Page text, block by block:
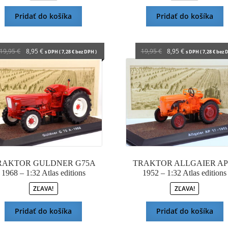
Pridať do košíka Pridať do košíka
GULDNER G75A
1968 – 1:32 Atlas editions
ZĽAVA!
19,95€
Pôvodná
cena
bola:
19,95 €.
8,95 €Aktuálna
cena
je:
8,95 €.
s DPH (7,28€bez DPH )
Pridať do košíka
TRAKTOR ALLGAIER
1952 – 1:32 Atlas editions
ZĽAVA!
19,95€
Pôvodná
cena
bola:
19,95 €.
8,95€Aktuálna
cena
je:
8,95 €.
s DPH (7,28€bez
Pridať do košíka